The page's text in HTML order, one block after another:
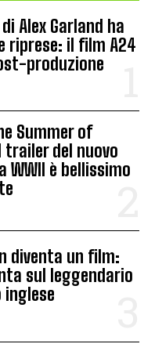
Alex Garland ha
riprese: il film A24
produzione
Summer of
trailer del nuovo
WWII è bellissimo
diventa un film:
sul leggendario